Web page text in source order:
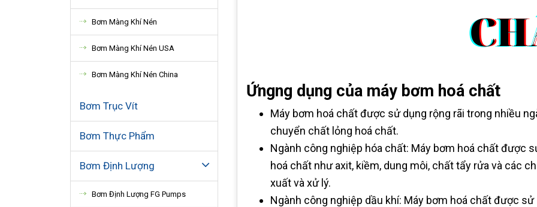
Bơm Màng Khí Nén
Bơm Màng Khí Nén USA
Bơm Màng Khí Nén China
Bơm Trục Vít
Bơm Thực Phẩm
Bơm Định Lượng
Bơm Định Lượng FG Pumps
Ứngng dụng của máy bơm hoá chất
Máy bơm hoá chất được sử dụng rộng rãi trong nhiều
chuyển chất lỏng hoá chất.
Ngành công nghiệp hóa chất: Máy bơm hoá chất được
hoá chất như axit, kiềm, dung môi, chất tẩy rửa và các
xuất và xử lý.
Ngành công nghiệp dầu khí: Máy bơm hoá chất được